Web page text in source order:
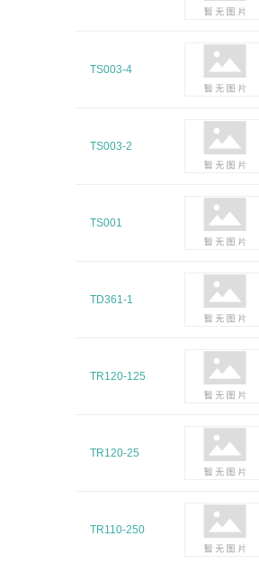
TS003-4
TS003-2
TS001
TD361-1
TR120-125
TR120-25
TR110-250